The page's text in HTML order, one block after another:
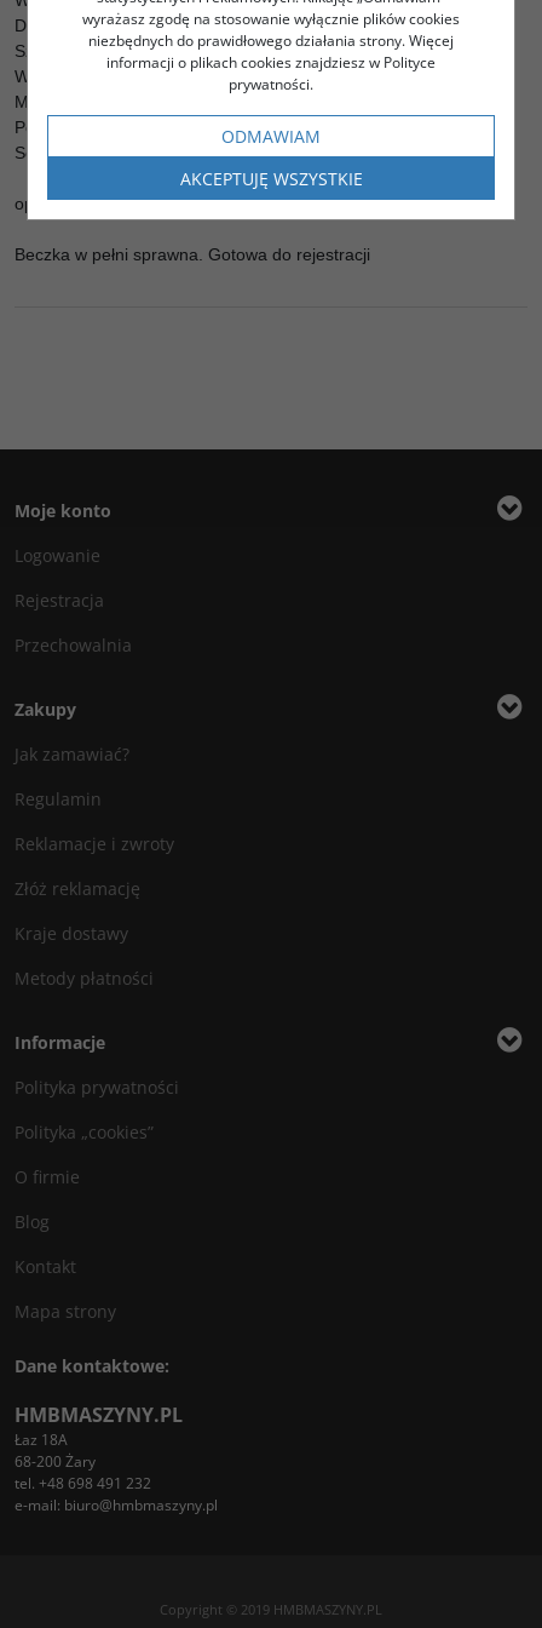
Długość:3860mm
Szerokość:1820mm
Wysokość : 2550mm
Masa własna : 2040kg
Pompa Battoni Pagani - Włochy
Seria MEC 3000
opony: 195/70R14 93J
Beczka w pełni sprawna. Gotowa do rejestracji
Moje konto
Logowanie
Rejestracja
Przechowalnia
Zakupy
Jak zamawiać?
Regulamin
Reklamacje i zwroty
Złóż reklamację
Kraje dostawy
Metody płatności
Informacje
Polityka prywatności
Polityka „cookies”
O firmie
Blog
Kontakt
Mapa strony
Dane kontaktowe:
HMBMASZYNY.PL
Łaz 18A
68-200 Żary
tel. +48 698 491 232
e-mail: biuro@hmbmaszyny.pl
Copyright © 2019 HMBMASZYNY.PL
wyrażasz zgodę na stosowanie wyłącznie plików cookies
niezbędnych do prawidłowego działania strony. Więcej
informacji o plikach cookies znajdziesz w Polityce
prywatności.
ODMAWIAM
AKCEPTUJĘ WSZYSTKIE